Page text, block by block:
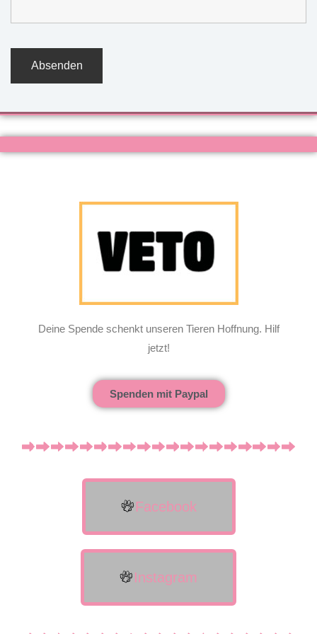
Deine Spende schenkt unseren Tieren Hoffnung. Hilf
jetzt!
Spenden mit Paypal
Facebook
Instagram